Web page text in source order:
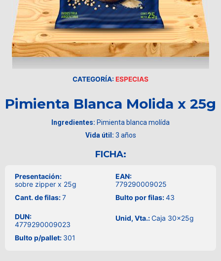
CATEGORÍA: ESPECIAS
Pimienta Blanca Molida x 25g
Ingredientes: Pimienta blanca molída
Vida útil: 3 años
FICHA:
Presentación:
sobre zipper x 25g
Cant. de filas:7
EAN:
779290009025
Bulto por filas:43
DUN:
4779290009023
Bulto p/pallet: 301
Unid, Vta.:Caja 30x25g